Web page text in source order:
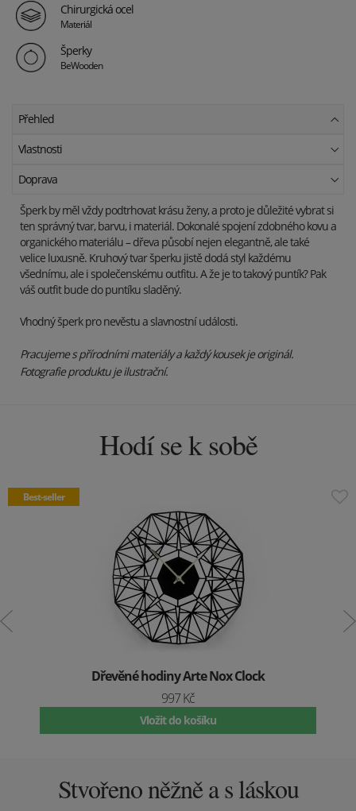
Chirurgická ocel
Materiál
Šperky
BeWooden
Přehled
Vlastnosti
Doprava
Šperk by měl vždy podtrhovat krásu ženy, a proto je důležité vybrat si
ten správný tvar, barvu, i materiál. Dokonalé spojení zdobného kovu a
organického materiálu – dřeva působí nejen elegantně, ale také
velice luxusně. Kruhový tvar šperku jistě dodá styl každému
všednímu, ale i společenskému outfitu. A že je to takový puntík? Pak
váš outfit bude do puntíku sladěný.
Vhodný šperk pro nevěstu a slavnostní události.
Pracujeme s přírodními materiály a každý kousek je originál.
Fotografie produktu je ilustrační.
Hodí se k sobě
Best-seller
Dřevěné hodiny Arte Nox Clock
997 Kč
Vložit do košíku
Stvořeno něžně a s láskou